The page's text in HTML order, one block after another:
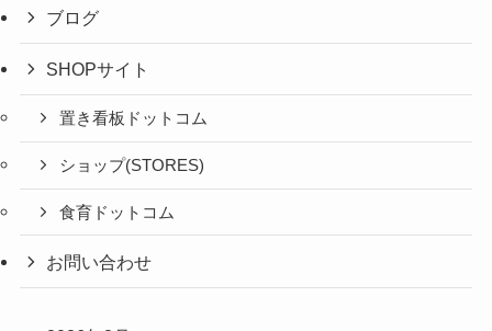
ブログ
SHOPサイト
置き看板ドットコム
ショップ(STORES)
食育ドットコム
お問い合わせ